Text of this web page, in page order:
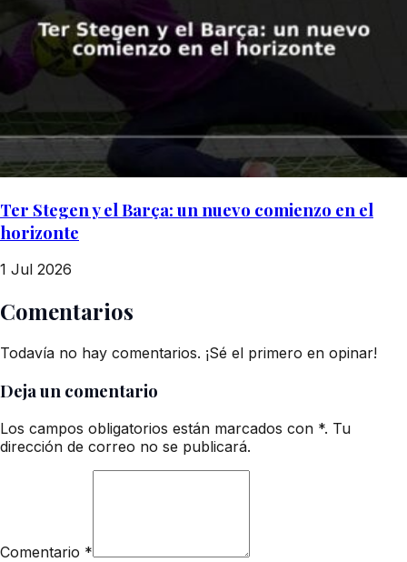
Ter Stegen y el Barça: un nuevo comienzo en el
horizonte
1 Jul 2026
Comentarios
Todavía no hay comentarios. ¡Sé el primero en opinar!
Deja un comentario
Los campos obligatorios están marcados con *. Tu
dirección de correo no se publicará.
Comentario *